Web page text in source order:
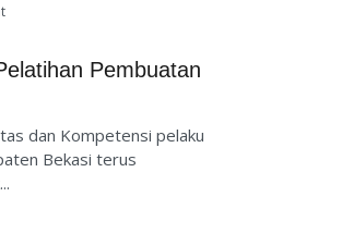
Pembuatan
dan Kompetensi pelaku
Bekasi terus